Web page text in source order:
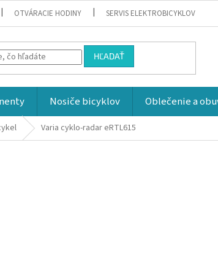
OTVÁRACIE HODINY SERVIS ELEKTROBICYKLOV
HĽADAŤ
Nosiče bicyklov Oblečenie a
Varia cyklo-radar eRTL615